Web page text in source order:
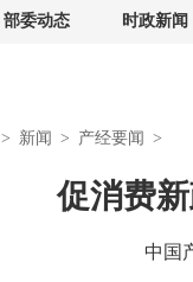
部委动态 时政新闻
> 新闻 > 产经要闻 >
促消费
中国